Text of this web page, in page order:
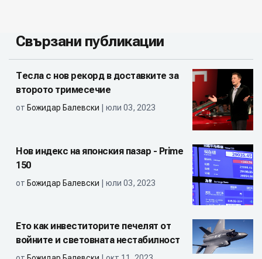
Свързани публикации
Тесла с нов рекорд в доставките за
второто тримесечие
от Божидар Балевски | юли 03, 2023
Нов индекс на японския пазар - Prime
150
от Божидар Балевски | юли 03, 2023
Ето как инвеститорите печелят от
войните и световната нестабилност